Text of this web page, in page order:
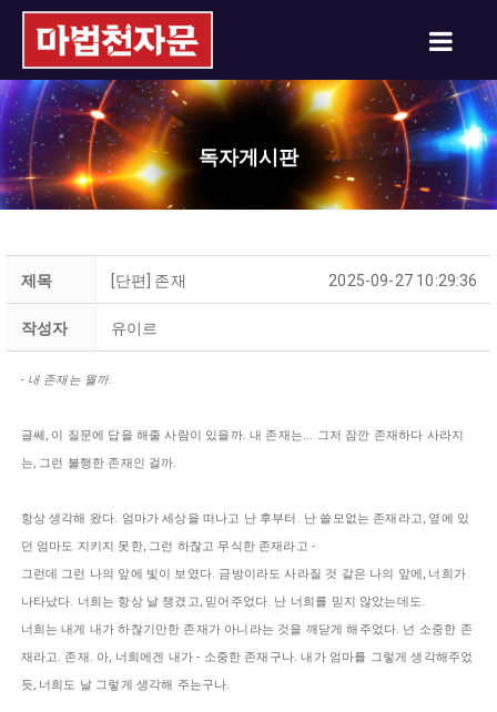
독자게시판
제목 [단편] 존재 2025-09-27 10:29:36
작성자 유이르
- 내 존재는 뭘까.
글쎄, 이 질문에 답을 해줄 사람이 있을까. 내 존재는... 그저 잠깐 존재하다 사라지
는, 그런 불행한 존재인 걸까.
항상 생각해 왔다. 엄마가 세상을 떠나고 난 후부터. 난 쓸모없는 존재라고, 옆에 있
던 엄마도 지키지 못한, 그런 하찮고 무식한 존재라고 -
그런데 그런 나의 앞에 빛이 보였다. 금방이라도 사라질 것 같은 나의 앞에, 너희가
나타났다. 너희는 항상 날 챙겼고, 믿어주었다. 난 너희를 믿지 않았는데도.
너희는 내게 내가 하찮기만한 존재가 아니라는 것을 깨닫게 해주었다. 넌 소중한 존
재라고. 존재. 아, 너희에겐 내가 - 소중한 존재구나. 내가 엄마를 그렇게 생각해주었
듯, 너희도 날 그렇게 생각해 주는구나.